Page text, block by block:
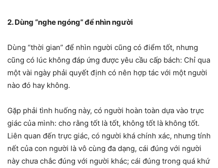
2. Dùng “nghe ngóng” để nhìn người
Dùng “thời gian” để nhìn người cũng có điểm tốt, nhưng
cũng có lúc không đáp ứng được yêu cầu cấp bách: Chỉ qua
một vài ngày phải quyết định có nên hợp tác với một người
nào đó hay không.
Gặp phải tình huống này, có người hoàn toàn dựa vào trực
giác của mình: cho rằng tốt là tốt, không tốt là không tốt.
Liên quan đến trực giác, có người khá chính xác, nhưng tính
nết của con người là vô cùng đa dạng, cái đúng với người
này chưa chắc đúng với người khác; cái đúng trong quá khứ